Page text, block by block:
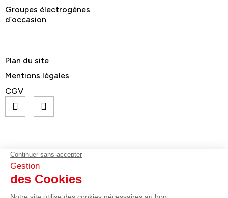
Groupes électrogènes
d’occasion
Plan du site
Mentions légales
CGV
© GELEC Energy - Tous droits réservés
contact@gelecenergy.com
02 96 70 75 75